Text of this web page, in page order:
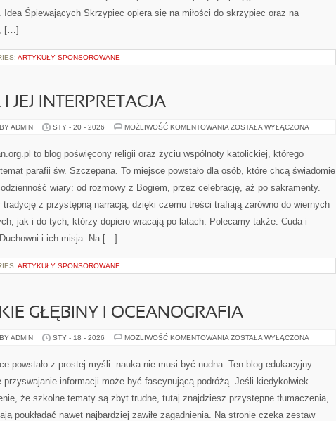
Idea Śpiewających Skrzypiec opiera się na miłości do skrzypiec oraz na
[…]
ARTYKUŁY SPONSOROWANE
JEJ INTERPRETACJA
ADMIN STY - 20 - 2026 MOŻLIWOŚĆ KOMENTOWANIA BIBLIA
INTERPRETACJA
ZOSTAŁA WYŁĄCZONA
to blog poświęcony religii oraz życiu wspólnoty katolickiej, którego
parafii św. Szczepana. To miejsce powstało dla osób, które chcą świadomie
wiary: od rozmowy z Bogiem, przez celebrację, aż po sakramenty.
tradycję z przystępną narracją, dzięki czemu treści trafiają zarówno do wiernych
jak i do tych, którzy dopiero wracają po latach. Polecamy także: Cuda i
i ich misja. Na […]
ARTYKUŁY SPONSOROWANE
GŁĘBINY I OCEANOGRAFIA
ADMIN STY - 18 - 2026 MOŻLIWOŚĆ KOMENTOWANIA MORSKIE
OCEANOGRAFIA
ZOSTAŁA WYŁĄCZONA
powstało z prostej myśli: nauka nie musi być nudna. Ten blog edukacyjny
przyswajanie informacji może być fascynującą podróżą. Jeśli kiedykolwiek
że szkolne tematy są zbyt trudne, tutaj znajdziesz przystępne tłumaczenia,
poukładać nawet najbardziej zawiłe zagadnienia. Na stronie czeka zestaw